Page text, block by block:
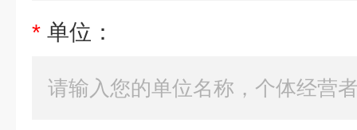
* 单位：